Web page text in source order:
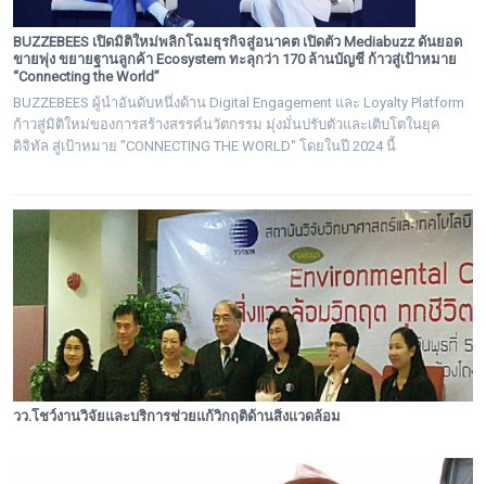
BUZZEBEES เปิดมิติใหม่พลิกโฉมธุรกิจสู่อนาคต เปิดตัว Mediabuzz ดันยอด
ขายพุ่ง ขยายฐานลูกค้า Ecosystem ทะลุกว่า 170 ล้านบัญชี ก้าวสู่เป้าหมาย
“Connecting the World”
BUZZEBEES ผู้นำอันดับหนึ่งด้าน Digital Engagement และ Loyalty Platform
ก้าวสู่มิติใหม่ของการสร้างสรรค์นวัตกรรม มุ่งมั่นปรับตัวและเติบโตในยุค
ดิจิทัล สู่เป้าหมาย "CONNECTING THE WORLD" โดยในปี 2024 นี้
วว.โชว์งานวิจัยและบริการช่วยแก้วิกฤติด้านสิ่งแวดล้อม